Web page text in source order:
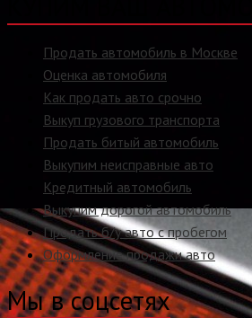
Продать автомобиль в Москве
Оценка автомобиля
Как продать авто срочно
Выкуп грузового транспорта
Продать битый автомобиль
Выкупим неисправные авто
Кредитный автомобиль
Выкупим дорогой автомобиль
Продать б/у авто с пробегом
Оформление продажи авто
Мы в соцсетях